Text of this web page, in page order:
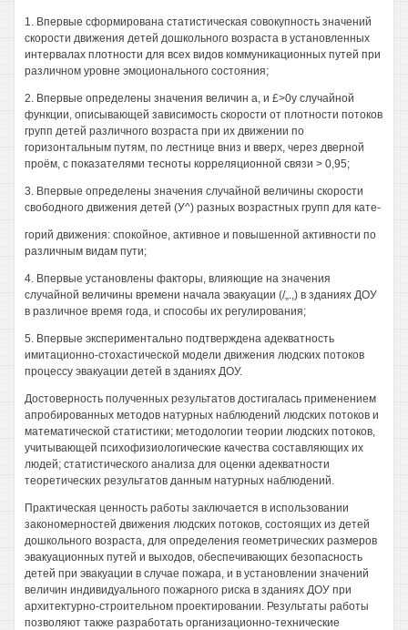
1. Впервые сформирована статистическая совокупность значений
скорости движения детей дошкольного возраста в установленных
интервалах плотности для всех видов коммуникационных путей при
различном уровне эмоционального состояния;
2. Впервые определены значения величин а, и £>0у случайной
функции, описывающей зависимость скорости от плотности потоков
групп детей различного возраста при их движении по
горизонтальным путям, по лестнице вниз и вверх, через дверной
проём, с показателями тесноты корреляционной связи > 0,95;
3. Впервые определены значения случайной величины скорости
свободного движения детей (У^) разных возрастных групп для кате-
горий движения: спокойное, активное и повышенной активности по
различным видам пути;
4. Впервые установлены факторы, влияющие на значения
случайной величины времени начала эвакуации (/„.,) в зданиях ДОУ
в различное время года, и способы их регулирования;
5. Впервые экспериментально подтверждена адекватность
имитационно-стохастической модели движения людских потоков
процессу эвакуации детей в зданиях ДОУ.
Достоверность полученных результатов достигалась применением
апробированных методов натурных наблюдений людских потоков и
математической статистики; методологии теории людских потоков,
учитывающей психофизиологические качества составляющих их
людей; статистического анализа для оценки адекватности
теоретических результатов данным натурных наблюдений.
Практическая ценность работы заключается в использовании
закономерностей движения людских потоков, состоящих из детей
дошкольного возраста, для определения геометрических размеров
эвакуационных путей и выходов, обеспечивающих безопасность
детей при эвакуации в случае пожара, и в установлении значений
величин индивидуального пожарного риска в зданиях ДОУ при
архитектурно-строительном проектировании. Результаты работы
позволяют также разработать организационно-технические